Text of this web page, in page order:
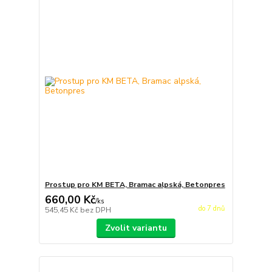
Prostup pro KM BETA, Bramac alpská, Betonpres
660,00 Kč/ks
545,45 Kč bez DPH do 7 dnů
Zvolit variantu